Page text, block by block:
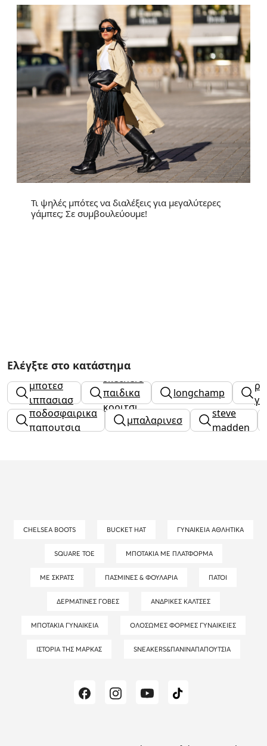
Τι ψηλές μπότες να διαλέξεις για μεγαλύτερες
γάμπες; Σε συμβουλεύουμε!
Ελέγξτε στο κατάστημα
μποτεσ
ιππασιασ
skechers
παιδικα
κοριτσι
longchamp
ποδοσφαιρικα
παπουτσια
μπαλαρινεσ
steve
madden
CHELSEA BOOTS BUCKET HAT ΓΥΝΑΙΚΕΊΑ ΑΘΛΗΤΙΚΆ
SQUARE TOE ΜΠΟΤΆΚΙΑ ΜΕ ΠΛΑΤΦΌΡΜΑ
ΜΕ ΣΚΡΑΤΣ ΠΑΣΜΊΝΕΣ & ΦΟΥΛΆΡΙΑ ΠΆΤΟΙ
ΔΕΡΜΆΤΙΝΕΣ ΓΌΒΕΣ ΑΝΔΡΙΚΈΣ ΚΆΛΤΣΕΣ
ΜΠΟΤΆΚΙΑ ΓΥΝΑΙΚΕΊΑ ΟΛΌΣΩΜΕΣ ΦΌΡΜΕΣ ΓΥΝΑΙΚΕΊΕΣ
ΙΣΤΟΡΊΑ ΤΗΣ ΜΆΡΚΑΣ SNEAKERS&ΠΆΝΙΝΑΠΑΠΟΎΤΣΙΑ